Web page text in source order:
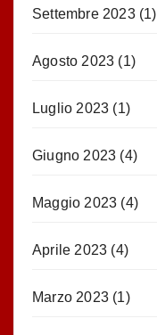
Settembre 2023(1)
Agosto 2023 (1)
Luglio 2023 (1)
Giugno 2023 (4)
Maggio 2023 (4)
Aprile 2023 (4)
Marzo 2023 (1)